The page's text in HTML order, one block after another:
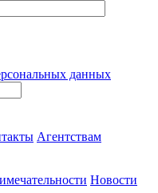
данных
Агентствам
Новости